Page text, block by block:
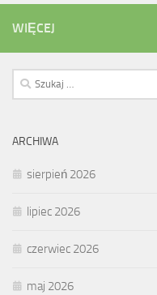
WIĘCEJ
Szukaj:
ARCHIWA
sierpień 2026
lipiec 2026
czerwiec 2026
maj 2026